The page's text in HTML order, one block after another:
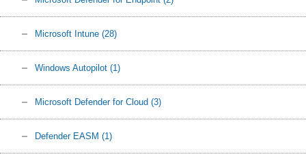
Microsoft Intune (28)
Windows Autopilot (1)
Microsoft Defender for Cloud (3)
Defender EASM (1)